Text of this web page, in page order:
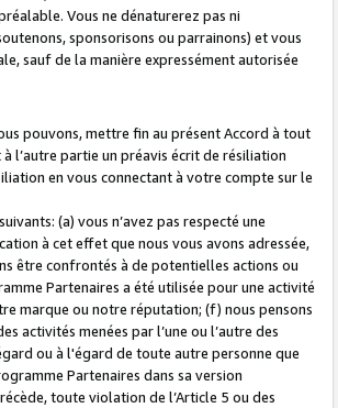
Vous ne dénaturerez pas ni
sponsorisons ou parrainons) et vous
sauf de la manière expressément autorisée
pouvons, mettre fin au présent Accord à tout
l’autre partie un préavis écrit de résiliation
en vous connectant à votre compte sur le
(a) vous n’avez pas respecté une
à cet effet que nous vous avons adressée,
être confrontés à de potentielles actions ou
Partenaires a été utilisée pour une activité
marque ou notre réputation; (f) nous pensons
activités menées par l’une ou l’autre des
ou à l'égard de toute autre personne que
Partenaires dans sa version
toute violation de l’Article 5 ou des